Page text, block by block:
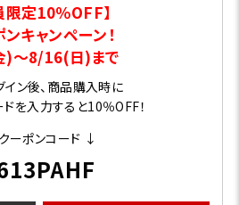
限定10％OFF】
キャンペーン！
～8/16(日)まで
ン後、商品購入時に
を入力すると10％OFF！
ーポンコード ↓